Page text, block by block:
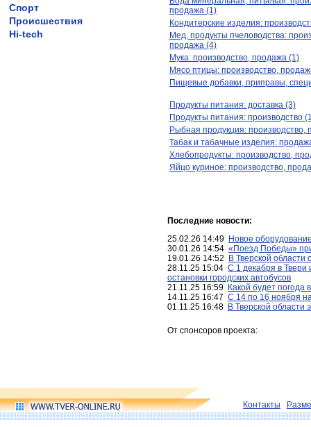
Спорт
Происшествия
Hi-tech
продажа (1)
Кондитерские изделия:
Мед, продукты пчеловодства:
продажа (4)
Мука: производство, продажа (1)
Мясо птицы: производство,
Пищевые добавки, приправы,
Продукты питания: доставка (3)
Продукты питания: производство
Рыбная продукция: производство,
Табак и табачные изделия:
Хлебопродукты: производство,
Яйцо куриное: производство,
Последние новости:
25.02.26 14:49 Новое
30.01.26 14:54 «Поезд Победы»
19.01.26 14:52
В Тверской области
28.11.25 15:04 С 1 декабря в Твери
остановки городских автобусов
21.11.25 16:59 Какой будет погода
14.11.25 16:47 С 14 по 16 ноября
01.11.25 16:48 В Тверской области
От спонсоров проекта:
Контакты